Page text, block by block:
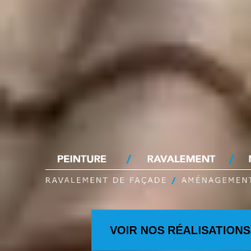
VOIR NOS RÉALISATIONS